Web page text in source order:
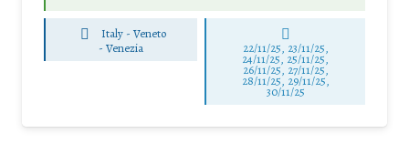
Italy - Veneto
-Venezia 22/11/25, 23/11/25,
24/11/25, 25/11/25,
26/11/25, 27/11/25,
28/11/25, 29/11/25,
30/11/25